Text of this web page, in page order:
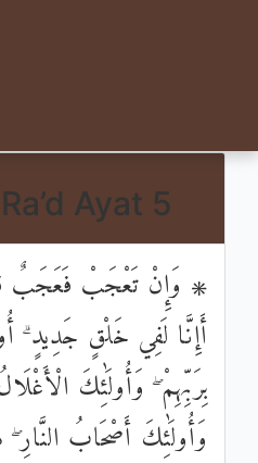
Ayat 5
۞ وَإِنْ تَعْجَبْ فَعَجَبٌ
أَإِنَّا لَفِي خَلْقٍ جَدِيدٍ
بِرَبِّهِمْ ۖ وَأُولَٰئِكَ
وَأُولَٰئِكَ أَصْحَابُ النَّارِ